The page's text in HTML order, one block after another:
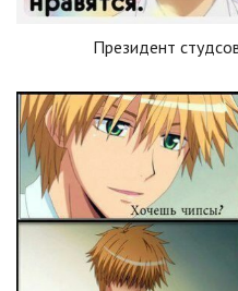
Президент